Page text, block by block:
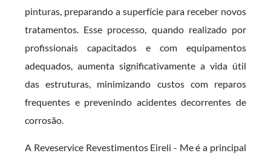
pinturas, preparando a superfície para receber novos
tratamentos. Esse processo, quando realizado por
profissionais capacitados e com equipamentos
adequados, aumenta significativamente a vida útil
das estruturas, minimizando custos com reparos
frequentes e prevenindo acidentes decorrentes de
corrosão.
A Reveservice Revestimentos Eireli - Me é a principal